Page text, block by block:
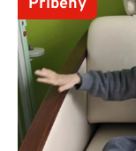
Příběhy